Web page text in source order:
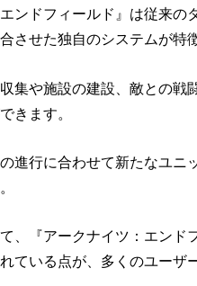
エンドフィールド』は従来
させた独自のシステムが特
集や施設の建設、敵との
きます。
進行に合わせて新たなユ
、『アークナイツ：エン
ている点が、多くのユーザ